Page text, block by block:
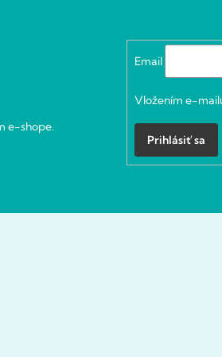
e-shope.
Email
Vložením e-
Prihlásiť sa